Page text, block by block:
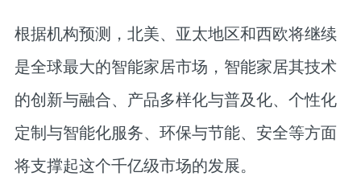
根据机构预测，北美、亚太地区和西欧将继续
是全球最大的智能家居市场，智能家居其技术
的创新与融合、产品多样化与普及化、个性化
定制与智能化服务、环保与节能、安全等方面
将支撑起这个千亿级市场的发展。